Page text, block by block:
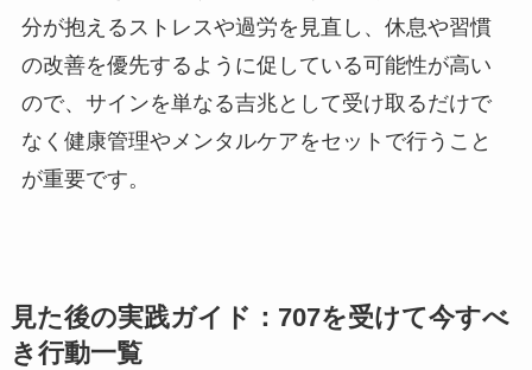
分が抱えるストレスや過労を見直し、休息や習慣
の改善を優先するように促している可能性が高い
ので、サインを単なる吉兆として受け取るだけで
なく健康管理やメンタルケアをセットで行うこと
が重要です。
見た後の実践ガイド：707を受けて今すべ
き行動一覧